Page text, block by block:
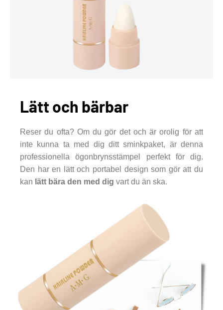
Lätt och bärbar
Reser du ofta? Om du gör det och är orolig för att
inte kunna ta med dig ditt sminkpaket, är denna
professionella ögonbrynsstämpel perfekt för dig.
Den har en lätt och portabel design som gör att du
kan lätt bära den med dig vart du än ska.